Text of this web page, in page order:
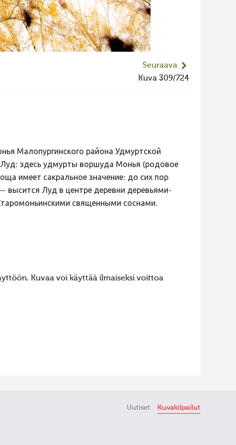
Seuraava
Kuva 309/724
Малопургинского района Удмуртской
Луд: здесь удмурты воршуда Монья (родовое
имеет сакральное значение: до сих пор
высится Луд в центре деревни деревьями-
священными соснами.
Kuvaa voi käyttää ilmaiseksi voittoa
Uutiset Kuvakilpailut